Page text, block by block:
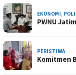
EKONOMI,
PWNU
PERISTIWA
Komitmen